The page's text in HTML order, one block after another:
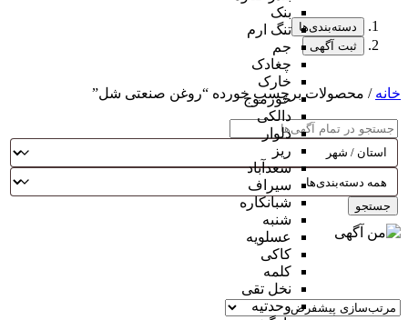
بنک
تنگ ارم
جم
چغادک
خارک
خورموج
دالکی
دلوار
ریز
سعدآباد
سیراف
شبانکاره
شنبه
عسلویه
کاکی
کلمه
نخل تقی
وحدتیه
دسته‌بندی‌ها
ثبت آگهی
خانه / محصولات برچسب خورده “روغن صنعتی شل”
جستجو